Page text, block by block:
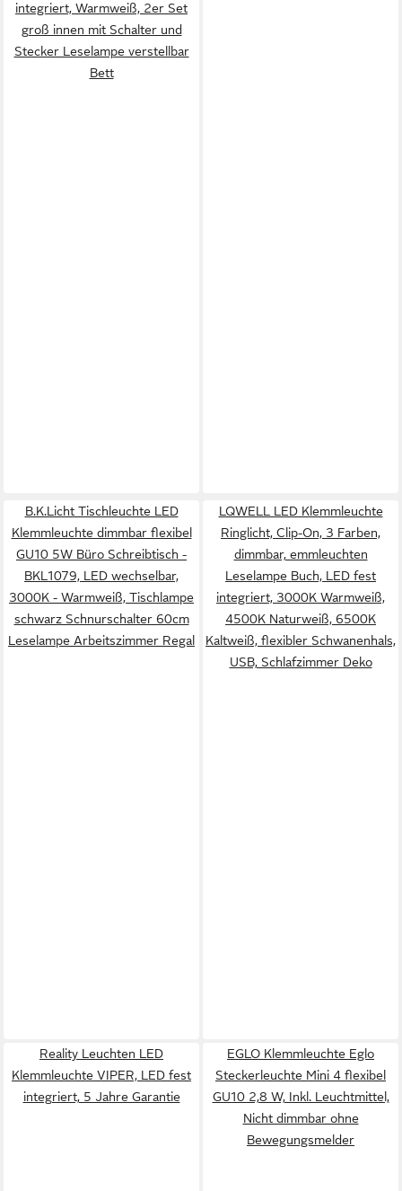
integriert, Warmweiß, 2er Set
groß innen mit Schalter und
Stecker Leselampe verstellbar
Bett
B.K.Licht Tischleuchte LED
Klemmleuchte dimmbar flexibel
GU10 5W Büro Schreibtisch -
BKL1079, LED wechselbar,
3000K - Warmweiß, Tischlampe
schwarz Schnurschalter 60cm
Leselampe Arbeitszimmer Regal
LQWELL LED Klemmleuchte
Ringlicht, Clip-On, 3 Farben,
dimmbar, emmleuchten
Leselampe Buch, LED fest
integriert, 3000K Warmweiß,
4500K Naturweiß, 6500K
Kaltweiß, flexibler Schwanenhals,
USB, Schlafzimmer Deko
Reality Leuchten LED
Klemmleuchte VIPER, LED fest
integriert, 5 Jahre Garantie
EGLO Klemmleuchte Eglo
Steckerleuchte Mini 4 flexibel
GU10 2,8 W, Inkl. Leuchtmittel,
Nicht dimmbar ohne
Bewegungsmelder